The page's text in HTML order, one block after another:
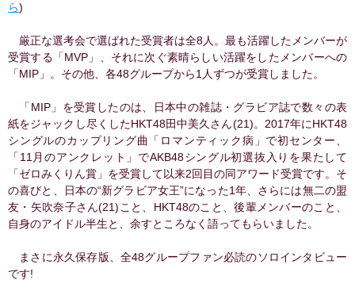
ら)
厳正な選考会で選ばれた受賞者は全8人。最も活躍したメンバーが
受賞する「MVP」、それに次ぐ素晴らしい活躍をしたメンバーへの
「MIP」。その他、各48グループから1人ずつが受賞しました。
「MIP」を受賞したのは、日本中の雑誌・グラビア誌で数々の表
紙をジャックし尽くしたHKT48田中美久さん(21)。2017年にHKT48
シングルのカップリング曲「ロマンティック病」で初センター、
「11月のアンクレット」でAKB48シングル初選抜入りを果たして
「ゼロみくりん賞」を受賞して以来2回目の同アワード受賞です。そ
の喜びと、日本の“新グラビア女王”になった1年、さらには無二の盟
友・矢吹奈子さん(21)こと、HKT48のこと、後輩メンバーのこと、
自身のアイドル半生と、余すところなく語ってもらいました。
まさに永久保存版、全48グループファン必読のソロインタビュー
です!